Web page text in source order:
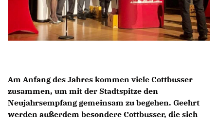
Am Anfang des Jahres kommen viele Cottbusser
zusammen, um mit der Stadtspitze den
Neujahrsempfang gemeinsam zu begehen. Geehrt
werden außerdem besondere Cottbusser, die sich